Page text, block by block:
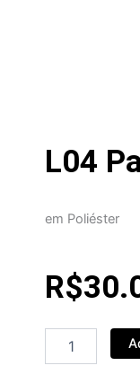
L04
em Poliéster
R$